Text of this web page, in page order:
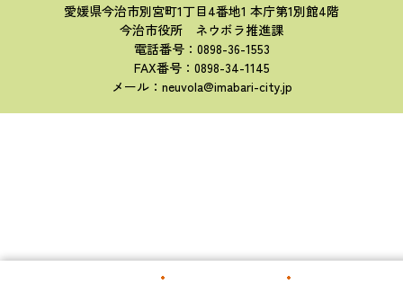
愛媛県今治市別宮町1丁目4番地1 本庁第1別館4階
今治市役所 ネウボラ推進課
電話番号：0898-36-1553
FAX番号：0898-34-1145
メール：neuvola@imabari-city.jp